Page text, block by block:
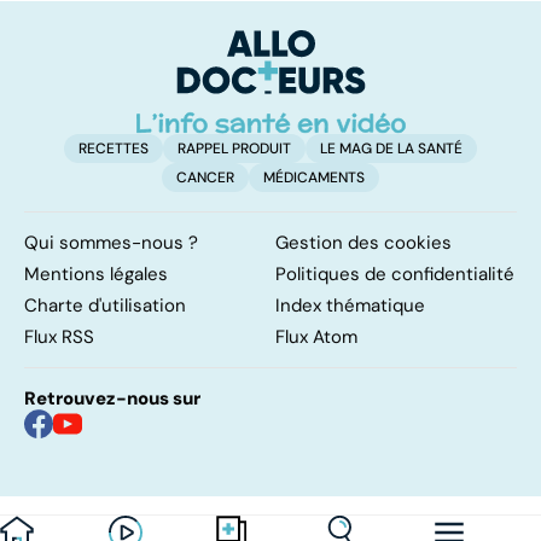
bactéries
RECETTES RAPPEL PRODUIT
LE MAG DE LA SANTÉ
CANCER
MÉDICAMENTS
Qui sommes-nous ?
Gestion des cookies
Mentions légales
Politiques de confidentialité
Charte d'utilisation
Index thématique
Flux RSS
Flux Atom
Retrouvez-nous sur